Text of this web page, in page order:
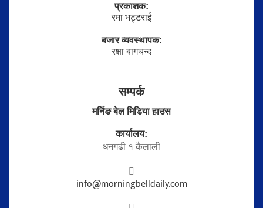
प्रकाशक:
रमा भट्टराई
बजार व्यवस्थापक:
रक्षा बागचन्द
सम्पर्क
मर्निङ बेल मिडिया हाउस
कार्यालय:
धनगढी १ कैलाली
info@morningbelldaily.com